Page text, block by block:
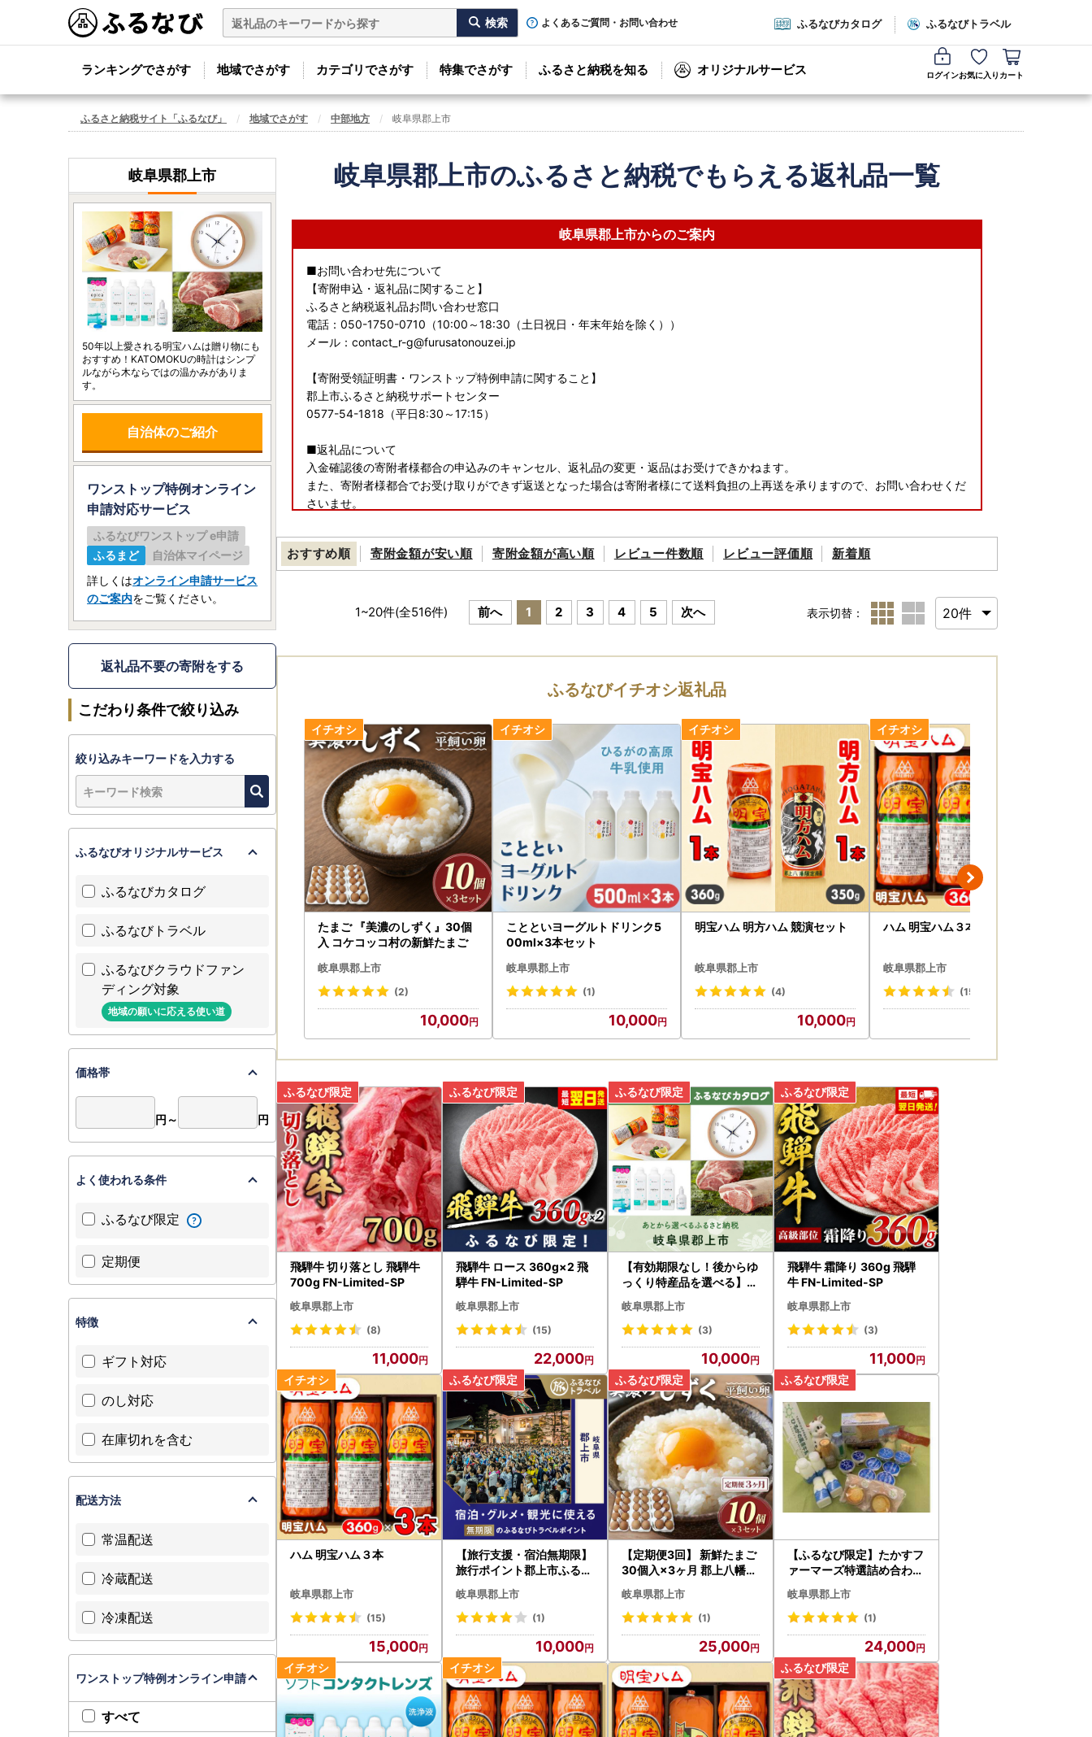
よくあるご質問・お問い合わせ ふるなびカタログ ふるなびトラベル
ランキングでさがす 地域でさがす カテゴリでさがす 特集でさがす ふるさと納税を知る オリジナルサービス ログインお気に入り カート
ふるさと納税サイト「ふるなび」 地域でさがす 中部地方 岐阜県郡上市
岐阜県郡上市のふるさと納税でもらえる返礼品一覧
岐阜県郡上市からのご案内
■お問い合わせ先について
【寄附申込・返礼品に関すること】
ふるさと納税返礼品お問い合わせ窓口
電話：050-1750-0710（10:00～18:30（土日祝日・年末年始を除く））
メール：contact_r-g@furusatonouzei.jp
【寄附受領証明書・ワンストップ特例申請に関すること】
郡上市ふるさと納税サポートセンター
0577-54-1818（平日8:30～17:15）
■返礼品について
入金確認後の寄附者様都合の申込みのキャンセル、返礼品の変更・返品はお受けできかねます。
また、寄附者様都合でお受け取りができず返送となった場合は寄附者様にて送料負担の上再送を承りますので、お問い合わせくだ
さいませ。
おすすめ順 寄附金額が安い順 寄附金額が高い順 レビュー件数順 レビュー評価順 新着順
1~20件(全516件) 前へ 1 2 3 4 5 次へ 表示切替：
ふるなびイチオシ返礼品
たまご 『美濃のしずく』30個
入 コケコッコ村の新鮮たまご
岐阜県郡上市
(2)
10,000
ことといヨーグルトドリンク5
00ml×3本セット
岐阜県郡上市
(1)
10,000
明宝ハム 明方ハム 競演セット
岐阜県郡上市
(4)
10,000
ハム 明宝ハム３本
岐阜県郡上市
(15)
飛騨牛 切り落とし 飛騨牛
700g FN-Limited-SP
岐阜県郡上市
(8)
11,000
飛騨牛 ロース 360g×2 飛
騨牛 FN-Limited-SP
岐阜県郡上市
(15)
22,000
【有効期限なし！後からゆ
っくり特産品を選べる】岐
阜県郡上市カタログポイン
ト
岐阜県郡上市
(3)
10,000
飛騨牛 霜降り 360g 飛騨
牛 FN-Limited-SP
岐阜県郡上市
(3)
11,000
ハム 明宝ハム３本
岐阜県郡上市
(15)
15,000
【旅行支援・宿泊無期限】
旅行ポイント郡上市ふるな
びトラベルポイント
岐阜県郡上市
(1)
10,000
【定期便3回】 新鮮たまご
30個入×3ヶ月 郡上八幡コ
ケコッコ村の地養卵美濃の
しずく FN-Limited-SP
岐阜県郡上市
(1)
25,000
【ふるなび限定】たかすフ
ァーマーズ特選詰め合わせ
セットB FN-Limited-PR
岐阜県郡上市
(1)
24,000
岐阜県郡上市
50年以上愛される明宝ハムは贈り物にも
おすすめ！KATOMOKUの時計はシンプ
ルながら木ならではの温かみがありま
す。
自治体のご紹介
ワンストップ特例オンライン
申請対応サービス
ふるなびワンストップ e申請
ふるまど
自治体マイページ
詳しくはオンライン申請サービス
のご案内をご覧ください。
返礼品不要の寄附をする
こだわり条件で絞り込み
絞り込みキーワードを入力する
ふるなびオリジナルサービス
ふるなびカタログ
ふるなびトラベル
ふるなびクラウドファン
ディング対象
地域の願いに応える使い道
価格帯
円～ 円
よく使われる条件
ふるなび限定
定期便
特徴
ギフト対応
のし対応
在庫切れを含む
配送方法
常温配送
冷蔵配送
冷凍配送
ワンストップ特例オンライン申請
すべて